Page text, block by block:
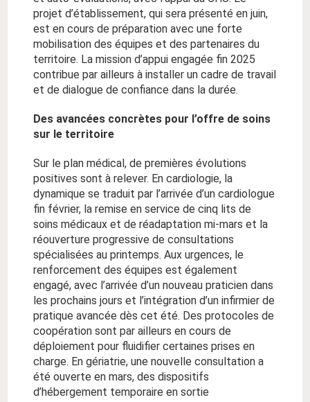
projet d’établissement, qui sera présenté en juin,
est en cours de préparation avec une forte
mobilisation des équipes et des partenaires du
territoire. La mission d’appui engagée fin 2025
contribue par ailleurs à installer un cadre de travail
et de dialogue de confiance dans la durée.
Des avancées concrètes pour l’offre de soins
sur le territoire
Sur le plan médical, de premières évolutions
positives sont à relever. En cardiologie, la
dynamique se traduit par l’arrivée d’un cardiologue
fin février, la remise en service de cinq lits de
soins médicaux et de réadaptation mi-mars et la
réouverture progressive de consultations
spécialisées au printemps. Aux urgences, le
renforcement des équipes est également
engagé, avec l’arrivée d’un nouveau praticien dans
les prochains jours et l’intégration d’un infirmier de
pratique avancée dès cet été. Des protocoles de
coopération sont par ailleurs en cours de
déploiement pour fluidifier certaines prises en
charge. En gériatrie, une nouvelle consultation a
été ouverte en mars, des dispositifs
d’hébergement temporaire en sortie